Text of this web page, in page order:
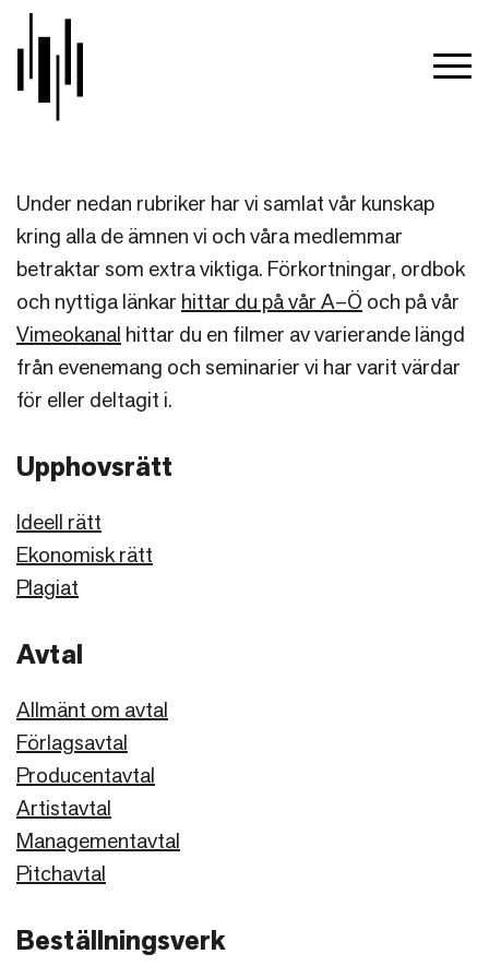
Under nedan rubriker har vi samlat vår kunskap
kring alla de ämnen vi och våra medlemmar
betraktar som extra viktiga. Förkortningar, ordbok
och nyttiga länkar hittar du på vår A–Ö och på vår
Vimeokanal hittar du en filmer av varierande längd
från evenemang och seminarier vi har varit värdar
för eller deltagit i.
Upphovsrätt
Ideell rätt
Ekonomisk rätt
Plagiat
Avtal
Allmänt om avtal
Förlagsavtal
Producentavtal
Artistavtal
Managementavtal
Pitchavtal
Beställningsverk